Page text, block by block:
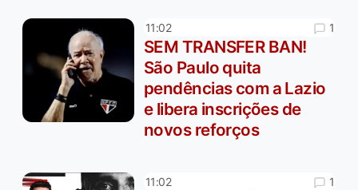
11:02 1
SEM TRANSFER BAN!
São Paulo quita
pendências com a Lazio
e libera inscrições de
novos reforços
11:02 1